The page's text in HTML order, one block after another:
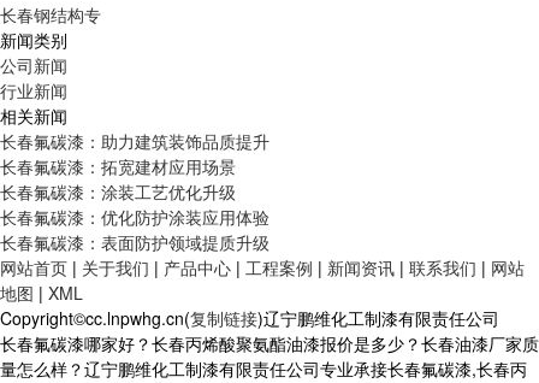
长春钢结构专
新闻类别
公司新闻
行业新闻
相关新闻
长春氟碳漆：助力建筑装饰品质提升
长春氟碳漆：拓宽建材应用场景
长春氟碳漆：涂装工艺优化升级
长春氟碳漆：优化防护涂装应用体验
长春氟碳漆：表面防护领域提质升级
网站首页 | 关于我们 | 产品中心 | 工程案例 | 新闻资讯 | 联系我们 | 网站
地图 | XML
Copyright©cc.lnpwhg.cn(复制链接)辽宁鹏维化工制漆有限责任公司
长春氟碳漆哪家好？长春丙烯酸聚氨酯油漆报价是多少？长春油漆厂家质
量怎么样？辽宁鹏维化工制漆有限责任公司专业承接长春氟碳漆,长春丙